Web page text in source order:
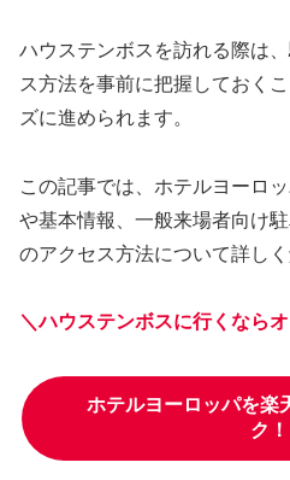
ハウステンボスを訪れる際は
ス方法を事前に把握しておく
ズに進められます。
この記事では、ホテルヨーロ
や基本情報、一般来場者向け
のアクセス方法について詳しく
＼ハウステンボスに行くなら
ホテルヨーロッパを楽
ク！